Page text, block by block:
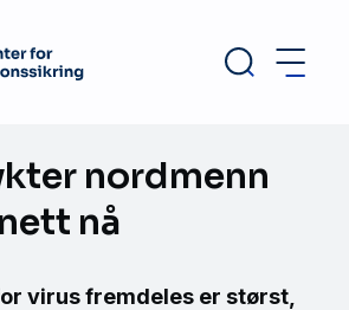
nordmenn
nå
virus fremdeles er størst,